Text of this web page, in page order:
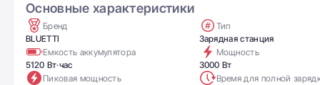
Основные характеристики
Бренд
BLUETTI
Тип
Зарядная станция
Емкость аккумулятора
5120 Вт·час
Мощность
3000 Вт
Пиковая мощность
Время для полной